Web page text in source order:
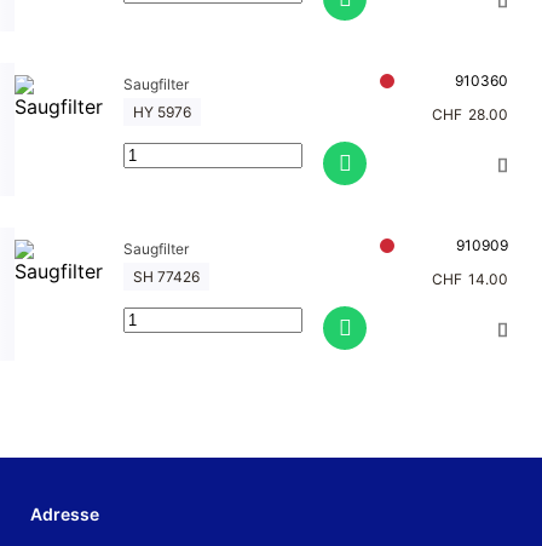
Saugfilter
910360
HY 5976
CHF 28.00
Saugfilter
910909
SH 77426
CHF 14.00
Adresse